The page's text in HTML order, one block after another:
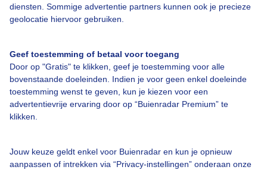
diensten. Sommige advertentie partners kunnen ook je precieze
geolocatie hiervoor gebruiken.
Geef toestemming of betaal voor toegang
Door op "Gratis" te klikken, geef je toestemming voor alle
bovenstaande doeleinden. Indien je voor geen enkel doeleinde
toestemming wenst te geven, kun je kiezen voor een
advertentievrije ervaring door op “Buienradar Premium” te
klikken.
Jouw keuze geldt enkel voor Buienradar en kun je opnieuw
aanpassen of intrekken via “Privacy-instellingen” onderaan onze
Bedrijfsgegevens
Contact
Toegankelijkheid
Gebruikersvoorwaarden
Adverteren
Privacy beleid